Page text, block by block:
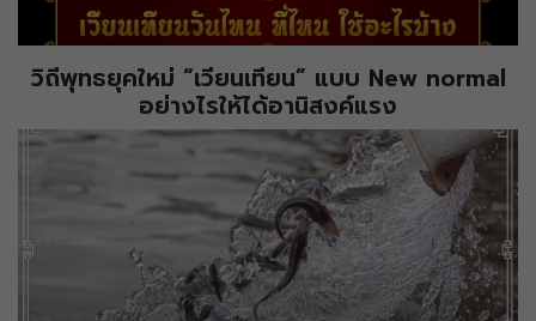
วิถีพุทธยุคใหม่ “เวียนเทียน” แบบ New normal
อย่างไรให้ได้อานิสงค์แรง